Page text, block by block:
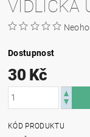
VIDLIČKA
Dostupnost
30 Kč
KÓD PRODUKTU